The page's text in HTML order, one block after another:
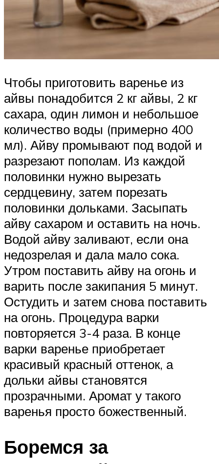
Чтобы приготовить варенье из
айвы понадобится 2 кг айвы, 2 кг
сахара, один лимон и небольшое
количество воды (примерно 400
мл). Айву промывают под водой и
разрезают пополам. Из каждой
половинки нужно вырезать
сердцевину, затем порезать
половинки дольками. Засыпать
айву сахаром и оставить на ночь.
Водой айву заливают, если она
недозрелая и дала мало сока.
Утром поставить айву на огонь и
варить после закипания 5 минут.
Остудить и затем снова поставить
на огонь. Процедура варки
повторяется 3-4 раза. В конце
варки варенье приобретает
красивый красный оттенок, а
дольки айвы становятся
прозрачными. Аромат у такого
варенья просто божественный.
Боремся за